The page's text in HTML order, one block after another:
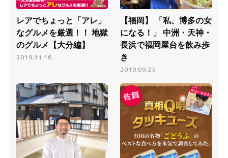
動画あり
レアでちょっと「アレ」
なグルメを厳選！！ 地獄
のグルメ【大分編】
2019.11.16
動画あり
【福岡】 「私、博多の女
になる！」 中洲・天神・
長浜で福岡屋台を飲み歩
き
2019.09.25